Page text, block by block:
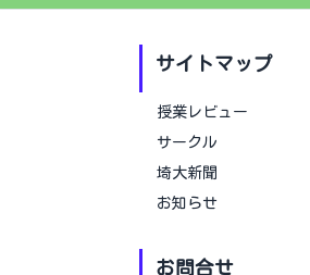
サイトマップ
授業レビュー
サークル
埼大新聞
お知らせ
お問合せ